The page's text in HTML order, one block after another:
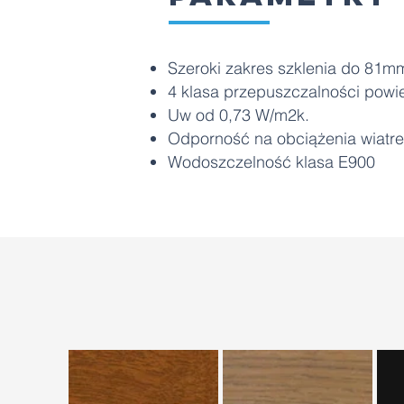
Szeroki zakres szklenia do
4 klasa przepuszczalności
Uw od 0,73 W/m2k.
Odporność na obciążenia
Wodoszczelność klasa E900